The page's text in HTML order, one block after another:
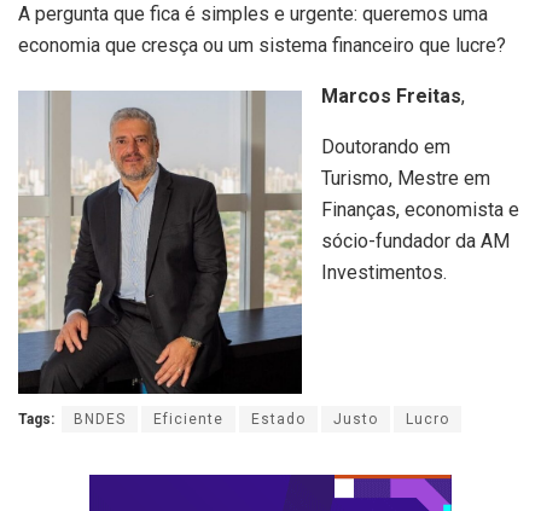
A pergunta que fica é simples e urgente: queremos uma
economia que cresça ou um sistema financeiro que lucre?
Marcos Freitas,
Doutorando em
Turismo, Mestre em
Finanças, economista e
sócio-fundador da AM
Investimentos.
Tags: BNDES Eficiente Estado Justo Lucro